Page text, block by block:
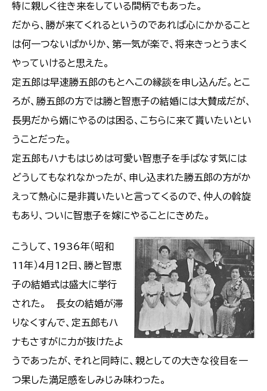
特に親しく往き来をしている間柄でもあった。
だから、勝が来てくれるというのであれば心にかかること
は何一つないばかりか、第一気が楽で、将来きっとうまく
やっていけると思えた。
定五郎は早速勝五郎のもとへこの縁談を申し込んだ。とこ
ろが、勝五郎の方では勝と智恵子の結婚には大賛成だが、
長男だから婿にやるのは困る、こちらに来て貰いたいとい
うことだった。
定五郎もハナもはじめは可愛い智恵子を手ばなす気には
どうしてもなれなかったが、申し込まれた勝五郎の方がか
えって熱心に是非貰いたいと言ってくるので、仲人の斡旋
もあり、ついに智恵子を嫁にやることにきめた。
こうして、1936年（昭和
11年）4月12日、勝と智恵
子の結婚式は盛大に挙行
された。 長女の結婚が滞
りなくすんで、定五郎もハ
ナもさすがに力が抜けたよ
うであったが、それと同時に、親としての大きな役目を一
つ果した満足感をしみじみ味わった。